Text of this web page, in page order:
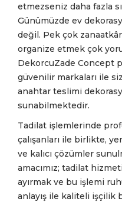
etmezseniz daha fazla
Günümüzde ev
değil. Pek çok
organize etmek çok
DekorcuZade Concept
güvenilir markaları ile
anahtar teslimi
sunabilmektedir.
Tadilat işlemlerinde pro
çalışanları ile birlikte,
ve kalıcı çözümler
amacımız; tadilat
ayırmak ve bu işlemi
anlayış ile kaliteli işçilik